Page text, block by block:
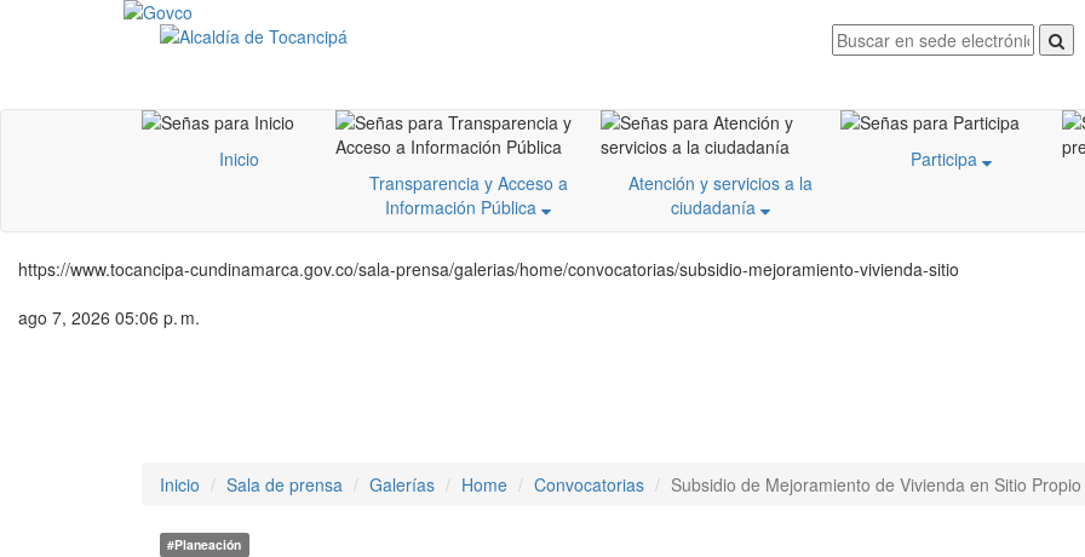
Inicio
Transparencia y Acceso a
Información Pública
Atención y servicios a la
ciudadanía
Participa
https://www.tocancipa-cundinamarca.gov.co/sala-prensa/galerias/home/convocatorias/subsidio-mejoramiento-vivienda-sitio
ago 7, 2026 05:06 p. m.
Inicio Sala de prensa Galerías Home Convocatorias Subsidio de Mejoramiento de Vivienda en Sitio Propio
#Planeación